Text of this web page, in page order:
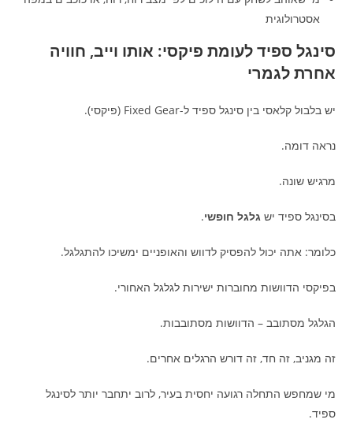
אסטרולוגית
סינגל ספיד לעומת פיקסי: אותו וייב, חוויה
אחרת לגמרי
יש בלבול קלאסי בין סינגל ספיד ל-Fixed Gear (פיקסי).
נראה דומה.
מרגיש שונה.
בסינגל ספיד ישגלגל חופשי.
כלומר: אתה יכול להפסיק לדווש והאופניים ימשיכו להתגלגל.
בפיקסי הדוושות מחוברות ישירות לגלגל האחורי.
הגלגל מסתובב – הדוושות מסתובבות.
זה מגניב, זה חד, זה דורש הרגלים אחרים.
מי שמחפש התחלה רגועה יחסית בעיר, לרוב יתחבר יותר לסינגל
ספיד.